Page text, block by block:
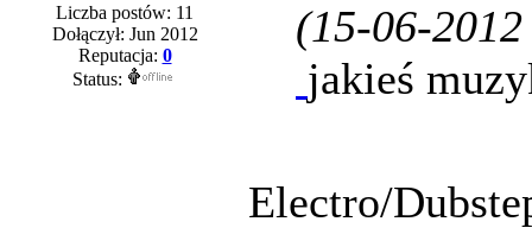
Liczba postów: 11
Dołączył: Jun 2012
Reputacja: 0
Status:
(15-06-
jakieś
Electro/